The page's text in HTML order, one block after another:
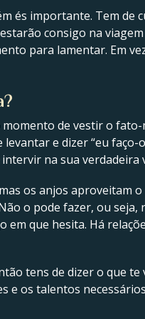
és importante. Tem de
consigo na
para lamentar. Em
de vestir o
e dizer “eu faço-
na sua verdadeira
os anjos aproveitam
o pode fazer, ou seja,
que hesita. Há
tens de dizer o que te
os talentos